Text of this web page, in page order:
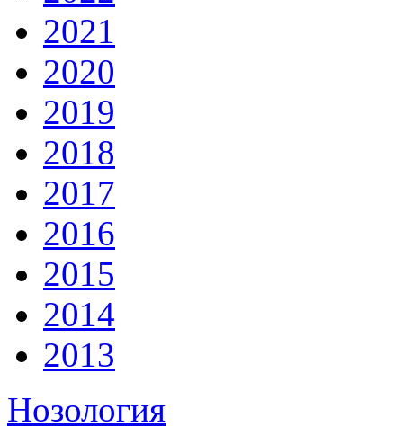
2021
2020
2019
2018
2017
2016
2015
2014
2013
Нозология